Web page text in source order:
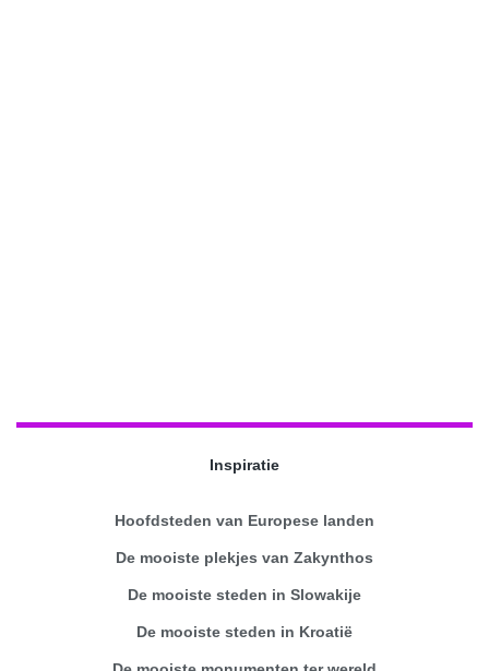
Inspiratie
Hoofdsteden van Europese landen
De mooiste plekjes van Zakynthos
De mooiste steden in Slowakije
De mooiste steden in Kroatië